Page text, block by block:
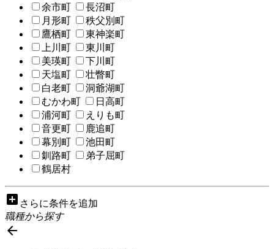
余市町
長沼町
月形町
秩父別町
鷹栖町
東神楽町
上川町
東川町
美瑛町
下川町
天塩町
壮瞥町
白老町
洞爺湖町
むかわ町
日高町
浦河町
えりも町
音更町
鹿追町
幕別町
池田町
釧路町
弟子屈町
鶴居村
add_box さらに条件を追加
職種から探す
